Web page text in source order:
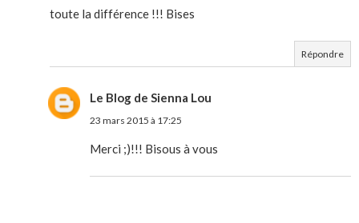
toute la différence !!! Bises
Répondre
Le Blog de Sienna Lou
23 mars 2015 à 17:25
Merci ;)!!! Bisous à vous